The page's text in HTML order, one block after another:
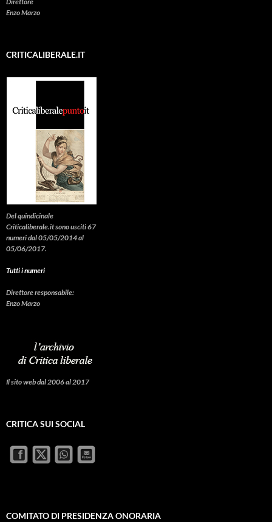
Enzo Marzo
CRITICALIBERALE.IT
Del quindicinale
Criticaliberale.it sono usciti 67
numeri dal 05/05/2014 al
05/06/2017.
Tutti i numeri
Direttore responsabile:
Enzo Marzo
Il sito web dal 2006 al 2017
CRITICA SUI SOCIAL
COMITATO DI PRESIDENZA ONORARIA